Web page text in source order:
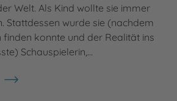
Welt. Als Kind wollte sie immer
Stattdessen wurde sie (nachdem
finden konnte und der Realität ins
Schauspielerin,…